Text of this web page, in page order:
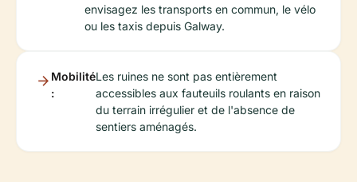
envisagez les transports en commun, le vélo
ou les taxis depuis Galway.
Mobilité
:
Les ruines ne sont pas entièrement
accessibles aux fauteuils roulants en raison
du terrain irrégulier et de l'absence de
sentiers aménagés.